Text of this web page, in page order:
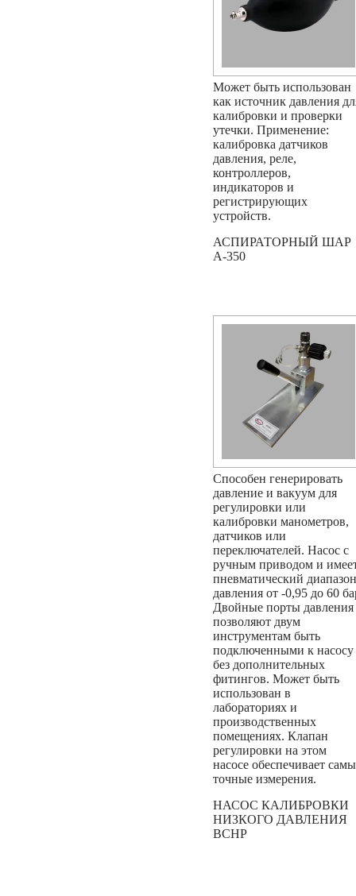
Может быть использован
как источник давления
калибровки и проверки
утечки. Применение:
калибровка датчиков
давления, реле,
контроллеров,
индикаторов и
регистрирующих
устройств.
АСПИРАТОРНЫЙ ШАР
A-350
Способен генерировать
давление и вакуум для
регулировки или
калибровки манометров,
датчиков или
переключателей. Насос с
ручным приводом и
пневматический диапазон
давления от -0,95 до 60
Двойные порты давления
позволяют двум
инструментам быть
подключенными к насосу
без дополнительных
фитингов. Может быть
использован в
лабораториях и
производственных
помещениях. Клапан
регулировки на этом
насосе обеспечивает
точные измерения.
НАСОС КАЛИБРОВКИ
НИЗКОГО ДАВЛЕНИЯ
BCHP